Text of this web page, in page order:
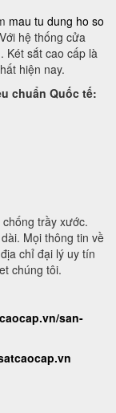
mau tu dung ho so
hệ thống cửa
Két sắt cao cấp là
hiện nay.
chuẩn Quốc tế:
trầy xước.
Mọi thông tin về
chỉ đại lý uy tín
chúng tôi.
san-